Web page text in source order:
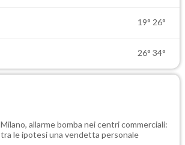
19° 26°
26° 34°
Milano, allarme bomba nei centri commerciali:
tra le ipotesi una vendetta personale